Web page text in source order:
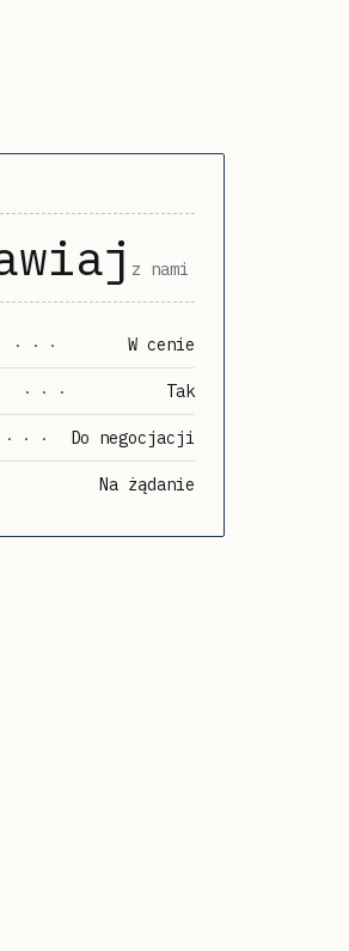
z nami
· · · W cenie
· · · Tak
· · · Do negocjacji
Na żądanie